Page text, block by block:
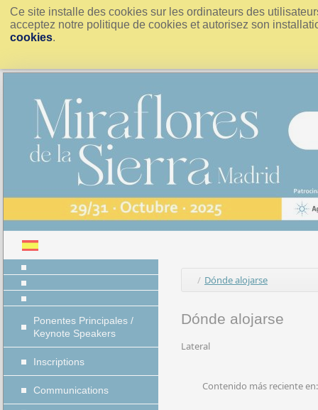
Ce site installe des cookies sur les ordinateurs des
acceptez notre politique de cookies et autorisez son
cookies.
Ponentes Principales /
Keynote Speakers
Inscriptions
Communications
/ Dónde alojarse
Dónde alojarse
Lateral
Contenido más reciente en: